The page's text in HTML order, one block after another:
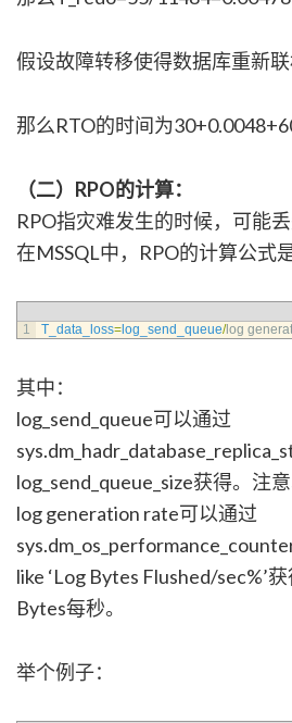
假设故障转移使得数据库重新联
那么RTO的时间为
（二）RPO的计算：
RPO指灾难发生的时候，可能丢
在MSSQL中，RPO的计算公式是
1 T_data_loss= log_send_queue/log
其中：
log_send_queue可以通过
log_send_queue_size获得。注
log generation rate可以通过
like ‘Log Bytes Flushed/sec%’
Bytes每秒。
举个例子：